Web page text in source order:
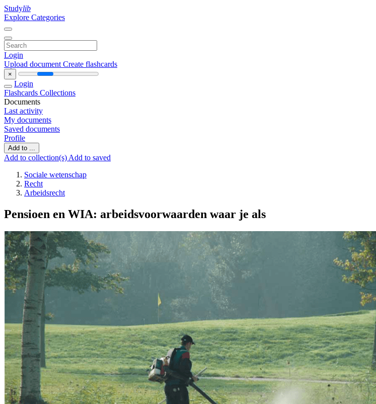
Studylib
Explore Categories
Login
Upload document Create flashcards
×
Login
Flashcards Collections
Documents
Last activity
My documents
Saved documents
Profile
Add to ...
Add to collection(s) Add to saved
Sociale wetenschap
Recht
Arbeidsrecht
Pensioen en WIA: arbeidsvoorwaarden waar je als